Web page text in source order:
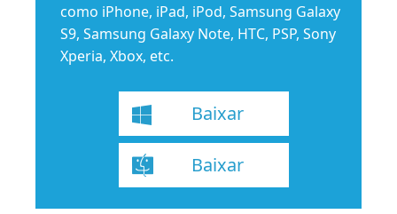
como iPhone, iPad, iPod, Samsung Galaxy
S9, Samsung Galaxy Note, HTC, PSP, Sony
Xperia, Xbox, etc.
Baixar
Baixar